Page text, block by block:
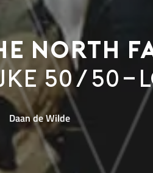
North
50/50-
Daan de Wilde